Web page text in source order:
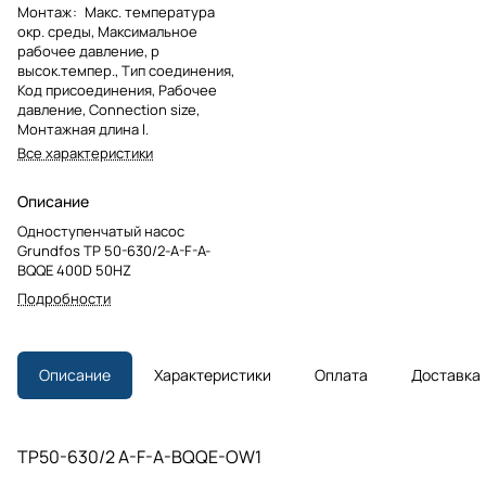
Монтаж: Макс. температура
окр. среды, Максимальное
рабочее давление, p
высок.темпер., Тип соединения,
Код присоединения, Рабочее
давление, Connection size,
Монтажная длина l.
Все характеристики
Описание
Одноступенчатый насос
Grundfos TP 50-630/2-A-F-A-
BQQE 400D 50HZ
Подробности
Описание Характеристики Оплата Доставка
TP50-630/2 A-F-A-BQQE-OW1